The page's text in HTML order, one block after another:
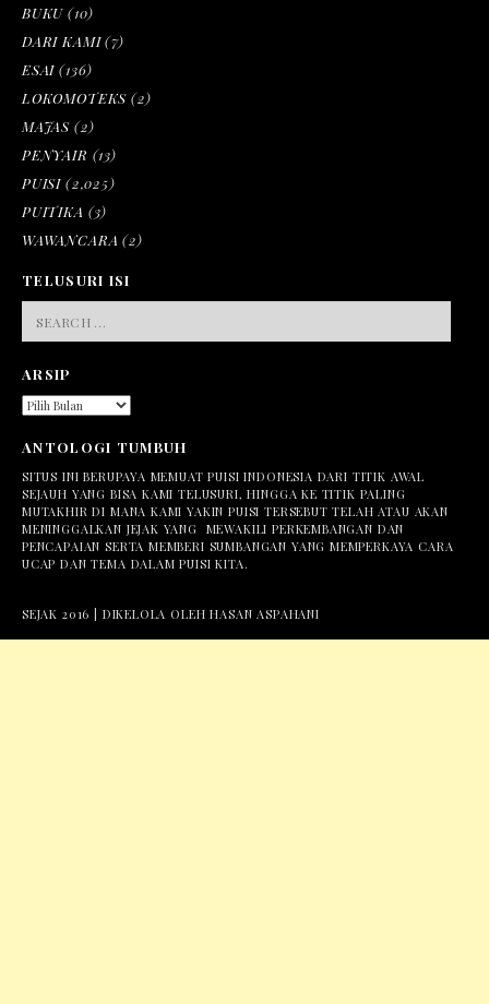
BUKU (10)
DARI KAMI(7)
ESAI (136)
LOKOMOTEKS (2)
MAJAS (2)
PENYAIR (13)
PUISI (2,025)
PUITIKA (3)
WAWANCARA (2)
TELUSURI ISI
FOR:
ARSIP
ARSIP
ANTOLOGI TUMBUH
SITUS INI BERUPAYA MEMUAT PUISI INDONESIA DARI TITIK AWAL
SEJAUH YANG BISA KAMI TELUSURI, HINGGA KE TITIK PALING
MUTAKHIR DI MANA KAMI YAKIN PUISI TERSEBUT TELAH ATAU AKAN
MENINGGALKAN JEJAK YANG MEWAKILI PERKEMBANGAN DAN
PENCAPAIAN SERTA MEMBERI SUMBANGAN YANG MEMPERKAYA CARA
UCAP DAN TEMA DALAM PUISI KITA.
SEJAK 2016 | DIKELOLA OLEH HASAN ASPAHANI